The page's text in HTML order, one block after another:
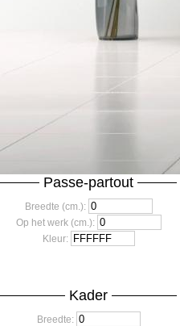
Passe-partout
Breedte (cm.):
Op het werk (cm.):
Kleur:
Kader
Breedte: